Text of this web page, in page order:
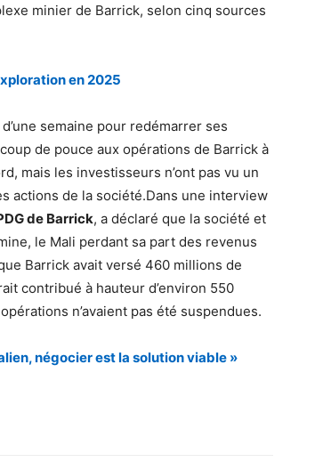
minier de Barrick, selon cinq sources
en 2025
semaine pour redémarrer ses
de pouce aux opérations de Barrick à
mais les investisseurs n’ont pas vu un
actions de la société.Dans une interview
de Barrick, a déclaré que la société et
le Mali perdant sa part des revenus
Barrick avait versé 460 millions de
contribué à hauteur d’environ 550
n’avaient pas été suspendues.
négocier est la solution viable »